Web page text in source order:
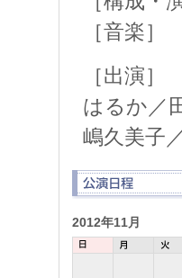
［音楽
［出演
はるか／
嶋久美子
2012年11月